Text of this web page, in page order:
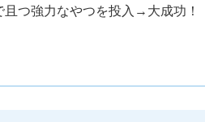
つ強力なやつを投入→大成功！